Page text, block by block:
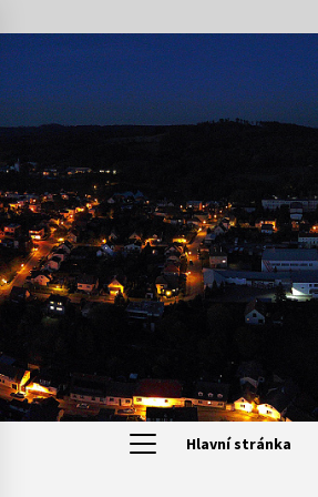
to
content
Hlavní stránka